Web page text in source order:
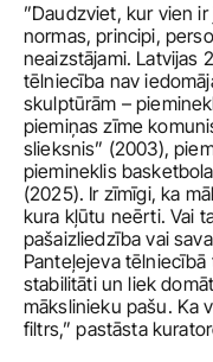
”Daudzviet, kur vien
normas, principi,
neaizstājami. Latvijas
tēlniecība nav
skulptūrām –
piemiņas zīme
slieksnis” (2003),
piemineklis
(2025). Ir zīmīgi, ka
kura kļūtu neērti. Vai
pašaizliedzība vai
Panteļejeva
stabilitāti un liek
mākslinieku pašu. Ka
filtrs,” pastāsta